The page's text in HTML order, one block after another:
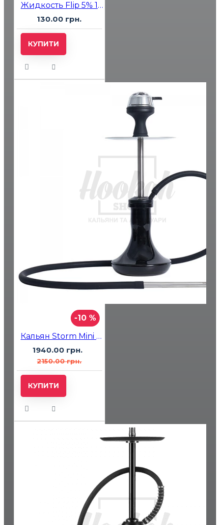
Жидкость Flip 5% 15мл Cola (кола)
130.00 грн.
КУПИТИ
-10 %
Кальян Storm Mini Black
1940.00 грн.
2150.00 грн.
КУПИТИ